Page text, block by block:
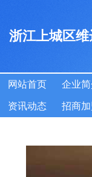
浙江上城区
网站首页 企业
资讯动态 招商加